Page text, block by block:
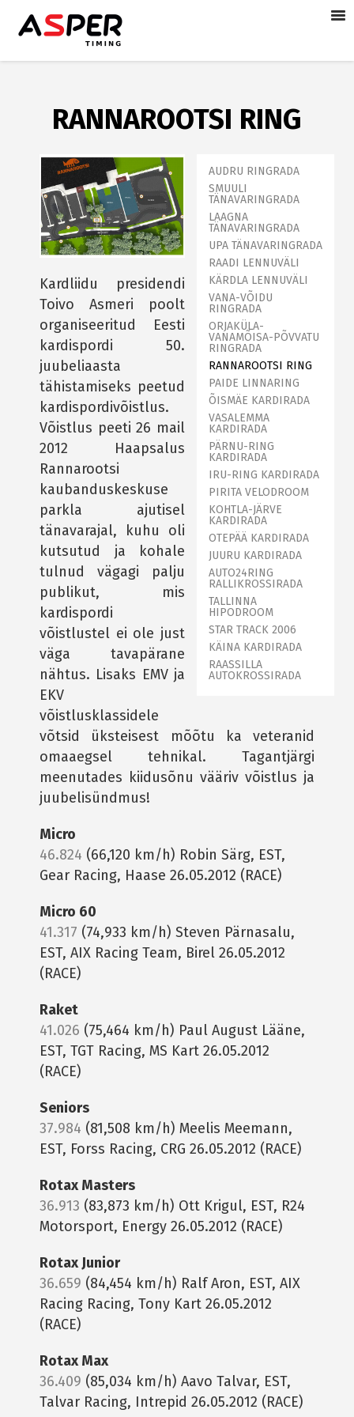
RANNAROOTSI RING
AUDRU RINGRADA
SMUULI
TÄNAVARINGRADA
LAAGNA
TÄNAVARINGRADA
UPA TÄNAVARINGRADA
RAADI LENNUVÄLI
KÄRDLA LENNUVÄLI
VANA-VÕIDU
RINGRADA
ORJAKÜLA-
VANAMÕISA-PÕVVATU
RINGRADA
RANNAROOTSI RING
PAIDE LINNARING
ÕISMÄE KARDIRADA
VASALEMMA
KARDIRADA
PÄRNU-RING
KARDIRADA
IRU-RING KARDIRADA
PIRITA VELODROOM
KOHTLA-JÄRVE
KARDIRADA
OTEPÄÄ KARDIRADA
JUURU KARDIRADA
AUTO24RING
RALLIKROSSIRADA
TALLINNA
HIPODROOM
STAR TRACK 2006
KÄINA KARDIRADA
RAASSILLA
AUTOKROSSIRADA
Kardliidu presidendi
Toivo Asmeri poolt
organiseeritud Eesti
kardispordi 50.
juubeliaasta
tähistamiseks peetud
kardispordivõistlus.
Võistlus peeti 26 mail
2012 Haapsalus
Rannarootsi
kaubanduskeskuse
parkla ajutisel
tänavarajal, kuhu oli
kutsutud ja kohale
tulnud vägagi palju
publikut, mis
kardispordi
võistlustel ei ole just
väga tavapärane
nähtus. Lisaks EMV ja
EKV
võistlusklassidele
võtsid üksteisest mõõtu ka veteranid
omaaegsel tehnikal. Tagantjärgi
meenutades kiidusõnu vääriv võistlus ja
juubelisündmus!
Micro
46.824 (66,120 km/h) Robin Särg, EST,
Gear Racing, Haase 26.05.2012 (RACE)
Micro 60
41.317 (74,933 km/h) Steven Pärnasalu,
EST, AIX Racing Team, Birel 26.05.2012
(RACE)
Raket
41.026 (75,464 km/h) Paul August Lääne,
EST, TGT Racing, MS Kart 26.05.2012
(RACE)
Seniors
37.984 (81,508 km/h) Meelis Meemann,
EST, Forss Racing, CRG 26.05.2012 (RACE)
Rotax Masters
36.913 (83,873 km/h) Ott Krigul, EST, R24
Motorsport, Energy 26.05.2012 (RACE)
Rotax Junior
36.659 (84,454 km/h) Ralf Aron, EST, AIX
Racing Racing, Tony Kart 26.05.2012
(RACE)
Rotax Max
36.409 (85,034 km/h) Aavo Talvar, EST,
Talvar Racing, Intrepid 26.05.2012 (RACE)